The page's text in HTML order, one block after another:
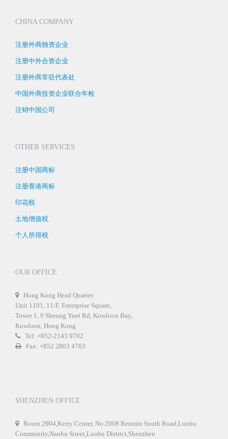
CHINA COMPANY
注册外商独资企业
注册中外合资企业
注册外商常驻代表处
中国外商投资企业联合年检
注销中国公司
OTHER SERVICES
注册中国商标
注册香港商标
印花税
土地增值税
个人所得税
OUR OFFICE
Hong Kong Head Quarter
Unit 1101, 11/F, Enterprise Square,
Tower 1, 9 Sheung Yuet Rd, Kowloon Bay,
Kowloon, Hong Kong
Tel: +852-2143 9702
Fax: +852 2803 4763
SHENZHEN OFFICE
Room 2904,Kerry Center, No.2008 Renmin South Road,Luohu
Community,Nanhu Street,Luohu District,Shenzhen